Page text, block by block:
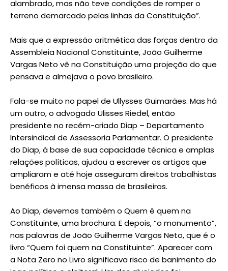
alambrado, mas não teve condições de romper o
terreno demarcado pelas linhas da Constituição”.
Mais que a expressão aritmética das forças dentro da
Assembleia Nacional Constituinte, João Guilherme
Vargas Neto vê na Constituição uma projeção do que
pensava e almejava o povo brasileiro.
Fala-se muito no papel de Ullysses Guimarães. Mas há
um outro, o advogado Ulisses Riedel, então
presidente no recém-criado Diap – Departamento
Intersindical de Assessoria Parlamentar. O presidente
do Diap, à base de sua capacidade técnica e amplas
relações políticas, ajudou a escrever os artigos que
ampliaram e até hoje asseguram direitos trabalhistas
benéficos à imensa massa de brasileiros.
Ao Diap, devemos também o Quem é quem na
Constituinte, uma brochura. E depois, “o monumento”,
nas palavras de João Guilherme Vargas Neto, que é o
livro “Quem foi quem na Constituinte”. Aparecer com
a Nota Zero no Livro significava risco de banimento do